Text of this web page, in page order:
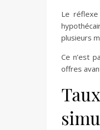
Le
plusieurs
Ce n’est
offres